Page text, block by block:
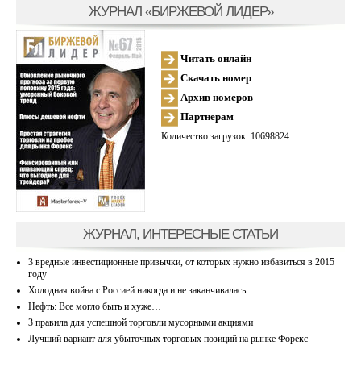
ЖУРНАЛ «БИРЖЕВОЙ ЛИДЕР»
Читать онлайн
Скачать номер
Архив номеров
Партнерам
Количество загрузок: 10698824
ЖУРНАЛ, ИНТЕРЕСНЫЕ СТАТЬИ
3 вредные инвестиционные привычки, от которых нужно избавиться в 2015
году
Холодная война с Россией никогда и не заканчивалась
Нефть: Все могло быть и хуже…
3 правила для успешной торговли мусорными акциями
Лучший вариант для убыточных торговых позиций на рынке Форекс